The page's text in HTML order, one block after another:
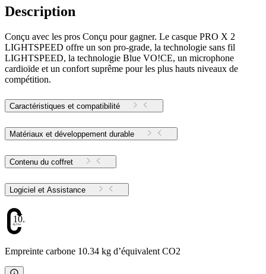
Description
Conçu avec les pros Conçu pour gagner. Le casque PRO X 2
LIGHTSPEED offre un son pro-grade, la technologie sans fil
LIGHTSPEED, la technologie Blue VO!CE, un microphone
cardioïde et un confort suprême pour les plus hauts niveaux de
compétition.
Caractéristiques et compatibilité
Matériaux et développement durable
Contenu du coffret
Logiciel et Assistance
10.34
Empreinte carbone 10.34 kg d’équivalent CO2